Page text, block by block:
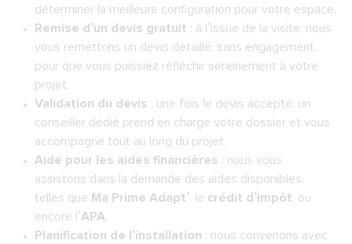
déterminer la meilleure configuration pour votre espace.
Remise d’un devis gratuit : à l’issue de la visite, nous
vous remettons un devis détaillé, sans engagement,
pour que vous puissiez réfléchir sereinement à votre
projet.
Validation du devis : une fois le devis accepté, un
conseiller dédié prend en charge votre dossier et vous
accompagne tout au long du projet.
Aide pour les aides financières : nous vous
assistons dans la demande des aides disponibles,
telles que Ma Prime Adapt’, le crédit d’impôt, ou
encore l’APA.
Planification de l’installation : nous convenons avec